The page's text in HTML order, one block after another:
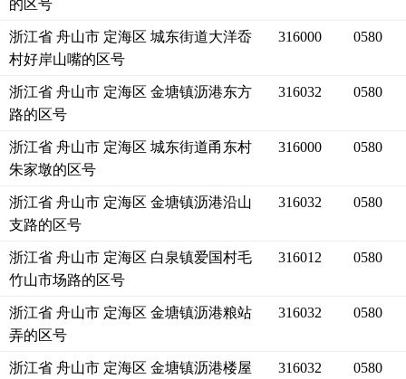
的区号
浙江省 舟山市 定海区 城东街道大洋岙
村好岸山嘴的区号
316000 0580
浙江省 舟山市 定海区 金塘镇沥港东方
路的区号
316032 0580
浙江省 舟山市 定海区 城东街道甬东村
朱家墩的区号
316000 0580
浙江省 舟山市 定海区 金塘镇沥港沿山
支路的区号
316032 0580
浙江省 舟山市 定海区 白泉镇爱国村毛
竹山市场路的区号
316012 0580
浙江省 舟山市 定海区 金塘镇沥港粮站
弄的区号
316032 0580
浙江省 舟山市 定海区 金塘镇沥港楼屋
316032 0580